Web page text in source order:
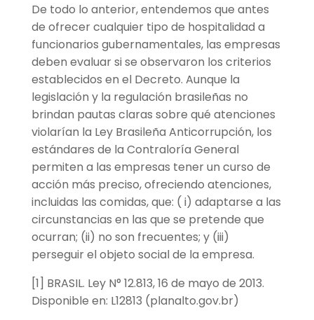
De todo lo anterior, entendemos que antes
de ofrecer cualquier tipo de hospitalidad a
funcionarios gubernamentales, las empresas
deben evaluar si se observaron los criterios
establecidos en el Decreto. Aunque la
legislación y la regulación brasileñas no
brindan pautas claras sobre qué atenciones
violarían la Ley Brasileña Anticorrupción, los
estándares de la Contraloría General
permiten a las empresas tener un curso de
acción más preciso, ofreciendo atenciones,
incluidas las comidas, que: ( i) adaptarse a las
circunstancias en las que se pretende que
ocurran; (ii) no son frecuentes; y (iii)
perseguir el objeto social de la empresa.
[1] BRASIL. Ley N° 12.813, 16 de mayo de 2013.
Disponible en: L12813 (planalto.gov.br)